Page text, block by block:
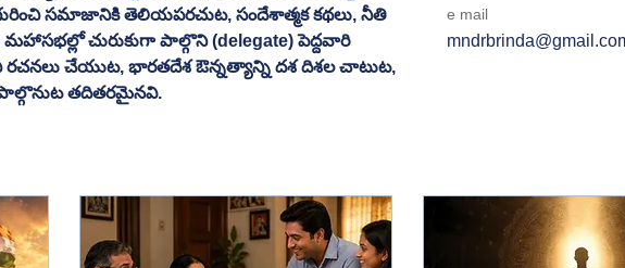
సమాజానికి తెలియపరచుట, సందేశాత్మక కథలు, నీతి
మహాసభల్లో చురుకుగా పాల్గొని (delegate) పెద్దవారి
రచనలు చేయుట, భారతదేశ ఔన్నత్యాన్ని దశ దిశల చాటుట,
తదితరమైనవి.
e mail